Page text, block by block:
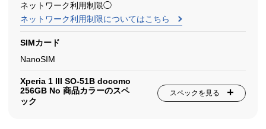
ネットワーク利用制限◯
ネットワーク利用制限についてはこちら
SIMカード
NanoSIM
Xperia 1 III SO-51B docomo
256GB No 商品カラーのスペ
ック
スペックを見る